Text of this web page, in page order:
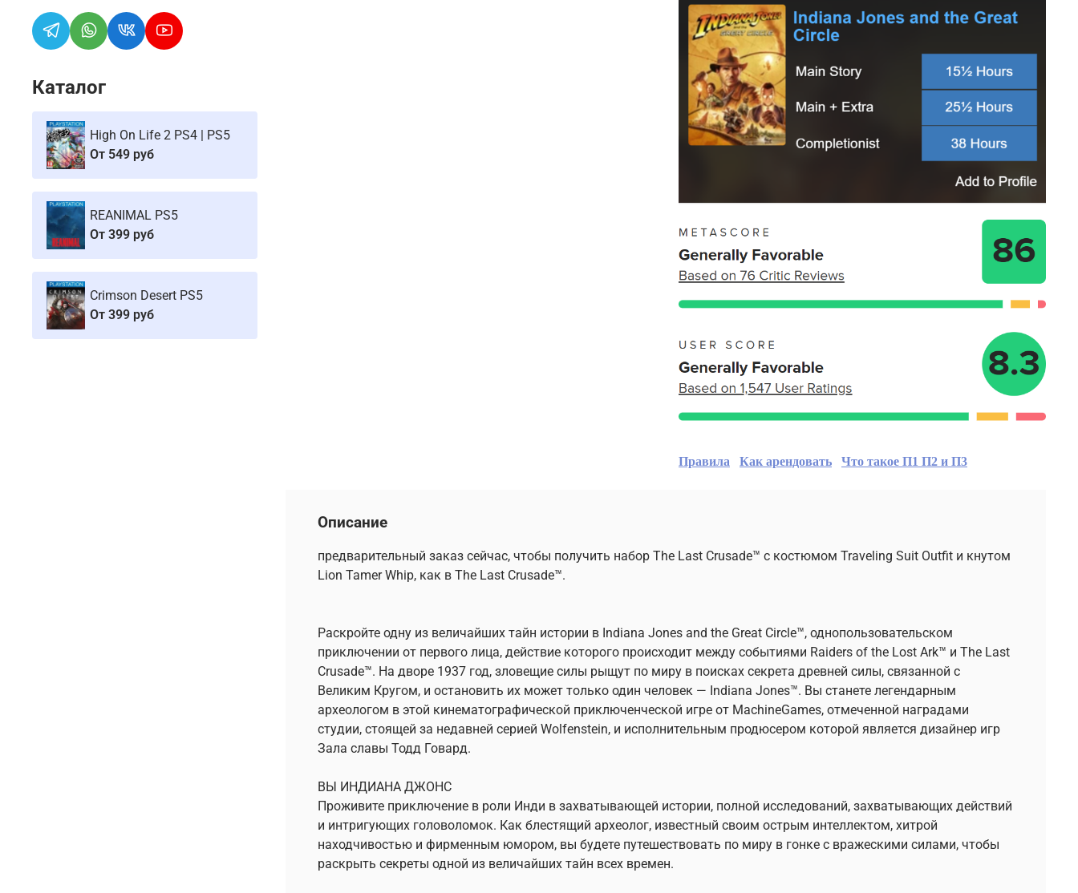
Правила Как арендовать Что такое П1 П2 и П3
Описание
предварительный заказ сейчас, чтобы получить набор The Last Crusade™ с костюмом Traveling Suit Outfit и кнутом
Lion Tamer Whip, как в The Last Crusade™.
Раскройте одну из величайших тайн истории в Indiana Jones and the Great Circle™, однопользовательском
приключении от первого лица, действие которого происходит между событиями Raiders of the Lost Ark™ и The Last
Crusade™. На дворе 1937 год, зловещие силы рыщут по миру в поисках секрета древней силы, связанной с
Великим Кругом, и остановить их может только один человек — Indiana Jones™. Вы станете легендарным
археологом в этой кинематографической приключенческой игре от MachineGames, отмеченной наградами
студии, стоящей за недавней серией Wolfenstein, и исполнительным продюсером которой является дизайнер игр
Зала славы Тодд Говард.
ВЫ ИНДИАНА ДЖОНС
Проживите приключение в роли Инди в захватывающей истории, полной исследований, захватывающих действий
и интригующих головоломок. Как блестящий археолог, известный своим острым интеллектом, хитрой
находчивостью и фирменным юмором, вы будете путешествовать по миру в гонке с вражескими силами, чтобы
раскрыть секреты одной из величайших тайн всех времен.
Каталог
High On Life 2 PS4 | PS5
От 549 руб
REANIMAL PS5
От 399 руб
Crimson Desert PS5
От 399 руб